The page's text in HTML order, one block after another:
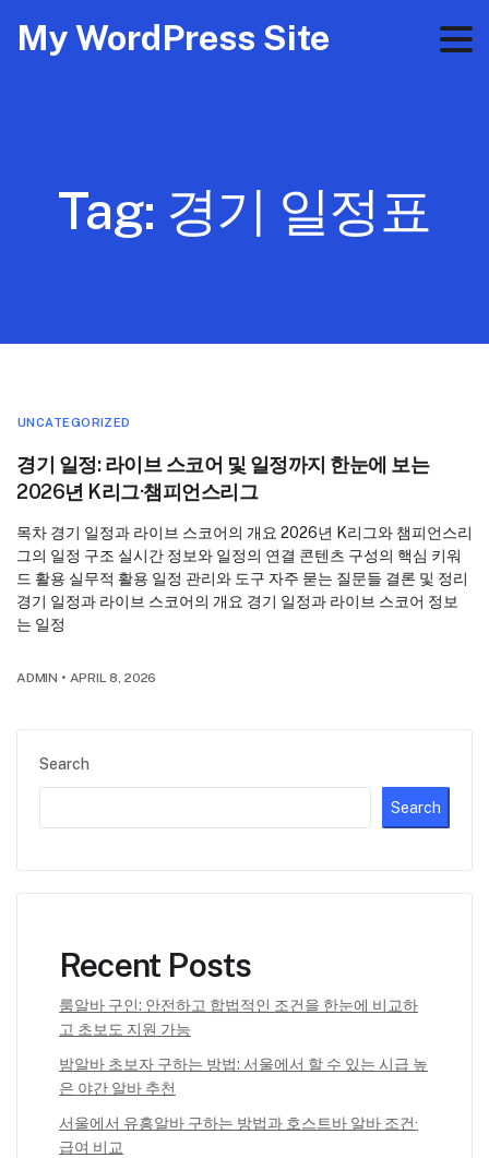
My WordPress Site
Tag: 경기 일정표
Search
Search
Recent Posts
룸알바 구인: 안전하고 합법적인 조건을 한눈에 비교하
고 초보도 지원 가능
밤알바 초보자 구하는 방법: 서울에서 할 수 있는 시급 높
은 야간 알바 추천
서울에서 유흥알바 구하는 방법과 호스트바 알바 조건·
급여 비교
UNCATEGORIZED
경기 일정: 라이브 스코어 및 일정까지 한눈에 보는
2026년 K리그·챔피언스리그
목차 경기 일정과 라이브 스코어의 개요 2026년 K리그와 챔피언스리
그의 일정 구조 실시간 정보와 일정의 연결 콘텐츠 구성의 핵심 키워
드 활용 실무적 활용 일정 관리와 도구 자주 묻는 질문들 결론 및 정리
경기 일정과 라이브 스코어의 개요 경기 일정과 라이브 스코어 정보
는 일정
ADMIN • APRIL 8, 2026